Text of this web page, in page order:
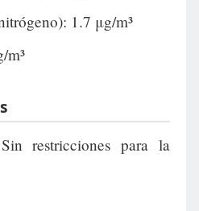
1.7 μg/m³
m³
restricciones para la